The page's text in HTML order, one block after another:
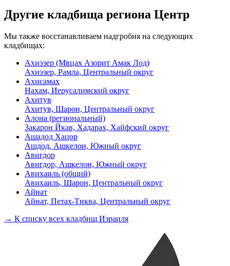
Другие кладбища региона Центр
Мы также восстанавливаем надгробия на следующих
кладбищах:
Ахиэзер (Мвцах Азорит Амак Лод)
Ахиэзер, Рамла, Центральный округ
Ахисамах
Нахам, Иерусалимский округ
Ахитув
Ахитув, Шарон, Центральный округ
Алона (региональный)
Закарон Йкав, Хадарах, Хайфский округ
Ашадод Хацор
Ашдод, Ашкелон, Южный округ
Авигдор
Авигдор, Ашкелон, Южный округ
Авихаиль (общий)
Авихаиль, Шарон, Центральный округ
Айнат
Айнат, Петах-Тиква, Центральный округ
→ К списку всех кладбищ Израиля